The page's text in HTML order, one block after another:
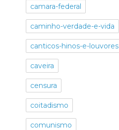
camara-federal
caminho-verdade-e-vida
canticos-hinos-e-louvores
caveira
censura
coitadismo
comunismo